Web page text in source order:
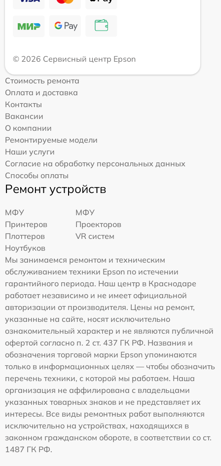
© 2026 Сервисный центр Epson
Стоимость ремонта
Оплата и доставка
Контакты
Вакансии
О компании
Ремонтируемые модели
Наши услуги
Согласие на обработку персональных данных
Способы оплаты
Ремонт устройств
МФУ
МФУ
Принтеров
Проекторов
Плоттеров
VR систем
Ноутбуков
Мы занимаемся ремонтом и техническим
обслуживанием техники Epson по истечении
гарантийного периода. Наш центр в Краснодаре
работает независимо и не имеет официальной
авторизации от производителя. Цены на ремонт,
указанные на сайте, носят исключительно
ознакомительный характер и не являются публичной
офертой согласно п. 2 ст. 437 ГК РФ. Названия и
обозначения торговой марки Epson упоминаются
только в информационных целях — чтобы обозначить
перечень техники, с которой мы работаем. Наша
организация не аффилирована с владельцами
указанных товарных знаков и не представляет их
интересы. Все виды ремонтных работ выполняются
исключительно на устройствах, находящихся в
законном гражданском обороте, в соответствии со ст.
1487 ГК РФ.